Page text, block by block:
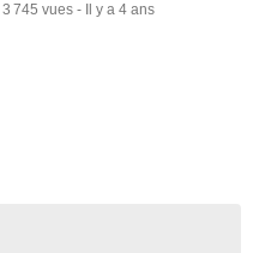
3 745 vues - Il y a 4 ans